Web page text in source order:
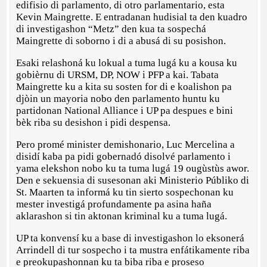
edifisio di parlamento, di otro parlamentario, esta
Kevin Maingrette. E entradanan hudisial ta den kuadro
di investigashon “Metz” den kua ta sospechá
Maingrette di soborno i di a abusá di su posishon.
Esaki relashoná ku lokual a tuma lugá ku a kousa ku
gobièrnu di URSM, DP, NOW i PFP a kai. Tabata
Maingrette ku a kita su sosten for di e koalishon pa
djòin un mayoria nobo den parlamento huntu ku
partidonan National Alliance i UP pa despues e bini
bèk riba su desishon i pidi despensa.
Pero promé minister demishonario, Luc Mercelina a
disidí kaba pa pidi gobernadó disolvé parlamento i
yama elekshon nobo ku ta tuma lugá 19 ougùstùs awor.
Den e sekuensia di susesonan aki Ministerio Públiko di
St. Maarten ta informá ku tin sierto sospechonan ku
mester investigá profundamente pa asina haña
aklarashon si tin aktonan kriminal ku a tuma lugá.
UP ta konvensí ku a base di investigashon lo eksonerá
Arrindell di tur sospecho i ta mustra enfátikamente riba
e preokupashonnan ku ta biba riba e proseso